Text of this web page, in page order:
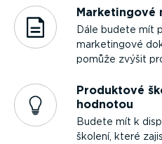
Marke­tingové
Dále budete mít
marke­tingové
pomůže zvýšit
Produktové
hodnotou
Budete mít k
školení, které